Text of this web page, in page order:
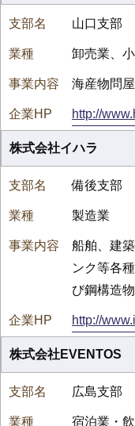
山口支部
卸売業、
海産物問
http://
株式会社イハラ
備後支部
製造業
船舶、建
ンク等各
び鋼構造
http://
株式会社EVENTOS
広島支部
宿泊業・